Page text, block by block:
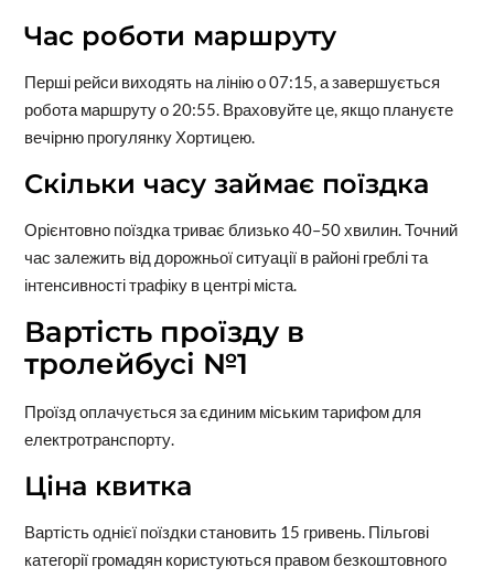
Час роботи маршруту
Перші рейси виходять на лінію о 07:15, а завершується
робота маршруту о 20:55. Враховуйте це, якщо плануєте
вечірню прогулянку Хортицею.
Скільки часу займає поїздка
Орієнтовно поїздка триває близько 40–50 хвилин. Точний
час залежить від дорожньої ситуації в районі греблі та
інтенсивності трафіку в центрі міста.
Вартість проїзду в
тролейбусі №1
Проїзд оплачується за єдиним міським тарифом для
електротранспорту.
Ціна квитка
Вартість однієї поїздки становить 15 гривень. Пільгові
категорії громадян користуються правом безкоштовного